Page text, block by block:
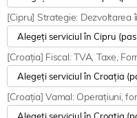
[Cipru] Strategie: Dezvoltarea
[Croația] Fiscal: TVA, Taxe,
[Croația] Vamal: Operațiuni,